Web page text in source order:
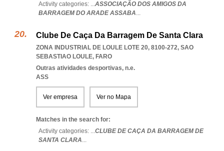
Activity categories: ...ASSOCIAÇÃO DOS AMIGOS DA
BARRAGEM DO ARADE ASSABA...
Clube De Caça Da Barragem De Santa Clara
ZONA INDUSTRIAL DE LOULE LOTE 20, 8100-272, SAO
SEBASTIAO LOULE, FARO
Outras atividades desportivas, n.e.
ASS
Ver empresa Ver no Mapa
Matches in the search for:
Activity categories: ...CLUBE DE CAÇA DA BARRAGEM DE
SANTA CLARA...